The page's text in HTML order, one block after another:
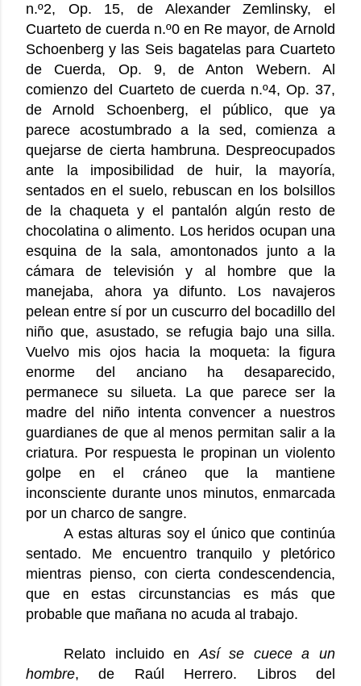
n.º2, Op. 15, de Alexander Zemlinsky, el
Cuarteto de cuerda n.º0 en Re mayor, de Arnold
Schoenberg y las Seis bagatelas para Cuarteto
de Cuerda, Op. 9, de Anton Webern. Al
comienzo del Cuarteto de cuerda n.º4, Op. 37,
de Arnold Schoenberg, el público, que ya
parece acostumbrado a la sed, comienza a
quejarse de cierta hambruna. Despreocupados
ante la imposibilidad de huir, la mayoría,
sentados en el suelo, rebuscan en los bolsillos
de la chaqueta y el pantalón algún resto de
chocolatina o alimento. Los heridos ocupan una
esquina de la sala, amontonados junto a la
cámara de televisión y al hombre que la
manejaba, ahora ya difunto. Los navajeros
pelean entre sí por un cuscurro del bocadillo del
niño que, asustado, se refugia bajo una silla.
Vuelvo mis ojos hacia la moqueta: la figura
enorme del anciano ha desaparecido,
permanece su silueta. La que parece ser la
madre del niño intenta convencer a nuestros
guardianes de que al menos permitan salir a la
criatura. Por respuesta le propinan un violento
golpe en el cráneo que la mantiene
inconsciente durante unos minutos, enmarcada
por un charco de sangre.
A estas alturas soy el único que continúa
sentado. Me encuentro tranquilo y pletórico
mientras pienso, con cierta condescendencia,
que en estas circunstancias es más que
probable que mañana no acuda al trabajo.
Relato incluido enAsí se cuece a un
hombre, de Raúl Herrero. Libros del